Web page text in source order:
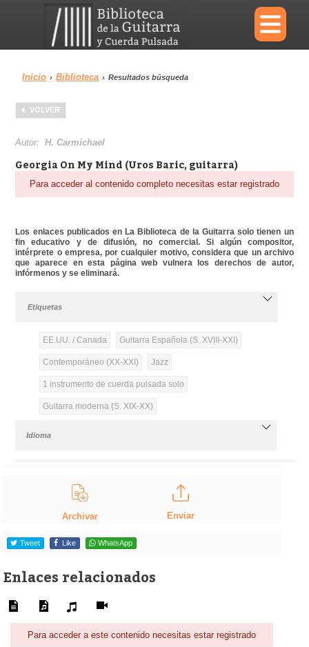
×
Menu
Biblioteca
Inicio › Biblioteca › Resultados búsqueda
VOLVER
Autor:H. Carmichael
Georgia On My Mind (Uros Baric, guitarra)
Para acceder al contenido completo necesitas estar registrado
Los enlaces publicados en La Biblioteca de la Guitarra solo tienen un
fin educativo y de difusión, no comercial. Si algún compositor,
intérprete o empresa, por cualquier motivo, considera que un archivo
que aparece en esta página web vulnera los derechos de autor,
infórmenos y se eliminará.
Etiquetas
EE.UU. / Canada Guitarra Española (S. XVIII-XXI)
Contemporáneo (XX-XXI) Jazz
1 instrumento de cuerda pulsada solo
Guitarra moderna (S. XIX-XX)
Idioma
Archivar Enviar
Tweet Like WhatsApp
Enlaces relacionados
Para acceder a este contenido necesitas estar registrado